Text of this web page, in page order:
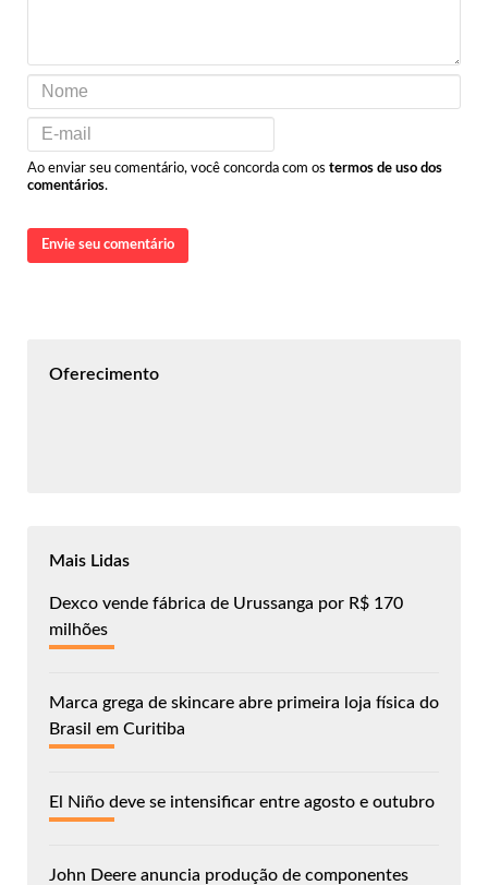
Ao enviar seu comentário, você concorda com os termos de uso dos
comentários.
Envie seu comentário
Oferecimento
Mais Lidas
Dexco vende fábrica de Urussanga por R$ 170
milhões
Marca grega de skincare abre primeira loja física do
Brasil em Curitiba
El Niño deve se intensificar entre agosto e outubro
John Deere anuncia produção de componentes